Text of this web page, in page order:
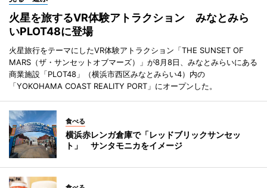
火星を旅するVR体験アトラクション みなとみら
いPLOT48に登場
火星旅行をテーマにしたVR体験アトラクション「THE SUNSET OF
MARS（ザ・サンセットオブマーズ）」が8月8日、みなとみらいにある
商業施設「PLOT48」（横浜市西区みなとみらい4）内の
「YOKOHAMA COAST REALITY PORT」にオープンした。
食べる
横浜赤レンガ倉庫で「レッドブリックサンセッ
ト」 サンタモニカをイメージ